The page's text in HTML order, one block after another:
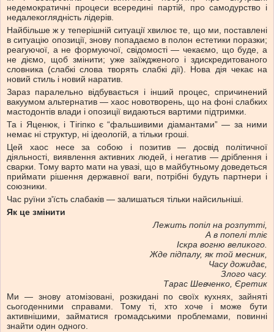
недемократичні процеси всередині партій, про самодурство і
недалекоглядність лідерів.
Найбільше ж у теперішній ситуації хвилює те, що ми, поставлені
в ситуацію опозиції, знову попадаємо в полон естетики поразки;
реагуючої, а не формуючої, свідомості — чекаємо, що буде, а
не діємо, щоб змінити; уже заїждженого і здискредитованого
словника (слабкі слова творять слабкі дії). Нова дія чекає на
новий стиль і новий наратив.
Зараз паралельно відбувається і інший процес, спричинений
вакуумом альтернатив — хаос новотворень, що на фоні слабких
мастодонтів влади і опозиції видаються вартими підтримки.
Та і Яценюк, і Тігіпко є “фальшивими діамантами” — за ними
немає ні структур, ні ідеологій, а тільки гроші.
Цей хаос несе за собою і позитив — досвід політичної
діяльності, виявлення активних людей, і негатив — дріблення і
сварки. Тому варто мати на увазі, що в майбутньому доведеться
приймати рішення державної ваги, потрібні будуть партнери і
союзники.
Час руїни з'їсть слабаків — залишаться тільки найсильніші.
Як це змінити
Лежить попіл на розпутті,
А в попелі тліє
Іскра вогню великого.
Жде підпалу, як той месник,
Часу дожидає,
Злого часу.
Тарас Шевченко, Єретик
Ми — знову атомізовані, розкидані по своїх кухнях, зайняті
сьогоденними справами. Тому ті, хто хоче і може бути
активнішими, займатися громадськими проблемами, повинні
знайти один одного.